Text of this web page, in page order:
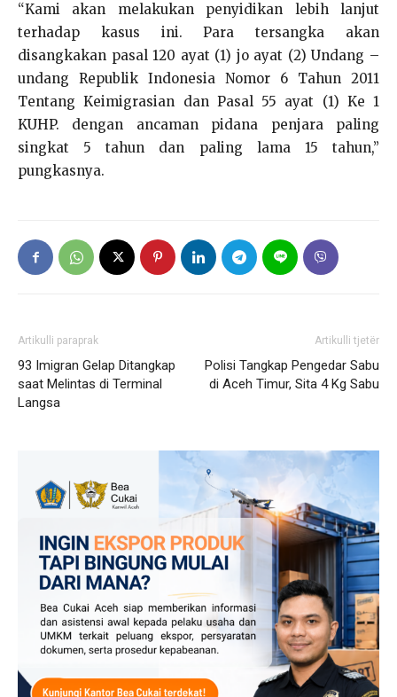
“Kami akan melakukan penyidikan lebih lanjut
terhadap kasus ini. Para tersangka akan
disangkakan pasal 120 ayat (1) jo ayat (2) Undang –
undang Republik Indonesia Nomor 6 Tahun 2011
Tentang Keimigrasian dan Pasal 55 ayat (1) Ke 1
KUHP. dengan ancaman pidana penjara paling
singkat 5 tahun dan paling lama 15 tahun,”
pungkasnya.
Artikulli paraprak
93 Imigran Gelap Ditangkap
saat Melintas di Terminal
Langsa
Artikulli tjetër
Polisi Tangkap Pengedar Sabu
di Aceh Timur, Sita 4 Kg Sabu